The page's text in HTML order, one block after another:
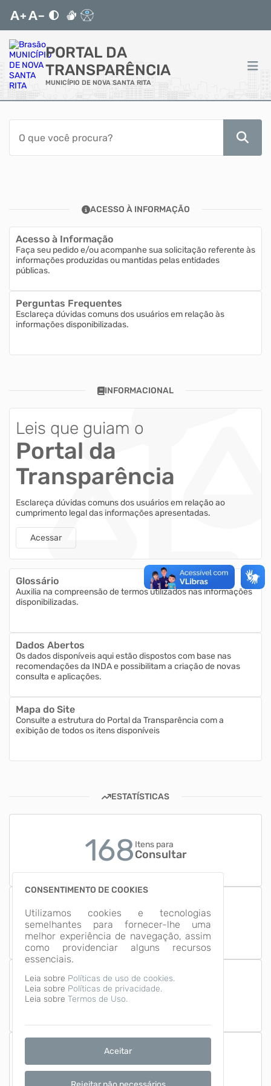
PORTAL DA
TRANSPARÊNCIA
MUNICÍPIO DE NOVA SANTA RITA
ACESSO RÁPIDO
Acessibilidade
Autoatendimento
Mapa do Site
CONSENTIMENTO DE COOKIES
Utilizamos cookies e tecnologias
semelhantes para fornecer-lhe uma
melhor experiência de navegação, assim
como providenciar alguns recursos
essenciais.
Leia sobre Políticas de uso de cookies.
Leia sobre Políticas de privacidade.
Leia sobre Termos de Uso.
Aceitar
ACESSO À INFORMAÇÃO
Acesso à Informação
Faça seu pedido e/ou acompanhe sua solicitação referente às
informações produzidas ou mantidas pelas entidades
públicas.
Perguntas Frequentes
Esclareça dúvidas comuns dos usuários em relação às
informações disponibilizadas.
INFORMACIONAL
Leis que guiam o
Portal da
Transparência
Esclareça dúvidas comuns dos usuários em relação ao
cumprimento legal das informações apresentadas.
Acessar
Glossário
Auxilia na compreensão de termos utilizados nas informações
disponibilizadas.
Dados Abertos
Os dados disponíveis aqui estão dispostos com base nas
recomendações da INDA e possibilitam a criação de novas
consulta e aplicações.
Mapa do Site
Consulte a estrutura do Portal da Transparência com a
exibição de todos os itens disponíveis
ESTATÍSTICAS
168 Itens para
Consultar
18 Grupos de
Informação
Número de Acessos
1,673,175
Última Atualização
07/08/2026